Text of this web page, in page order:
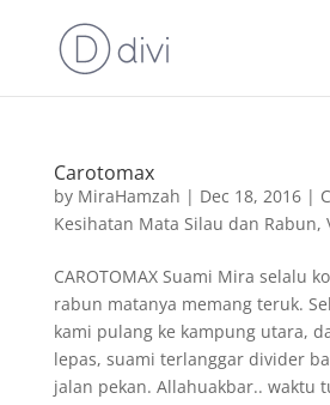
Carotomax
by MiraHamzah | Dec 18, 2016|
Kesihatan Mata Silau dan Rabun,
CAROTOMAX Suami Mira selalu
rabun matanya memang teruk.
kami pulang ke kampung utara,
lepas, suami terlanggar divider
jalan pekan. Allahuakbar.. waktu